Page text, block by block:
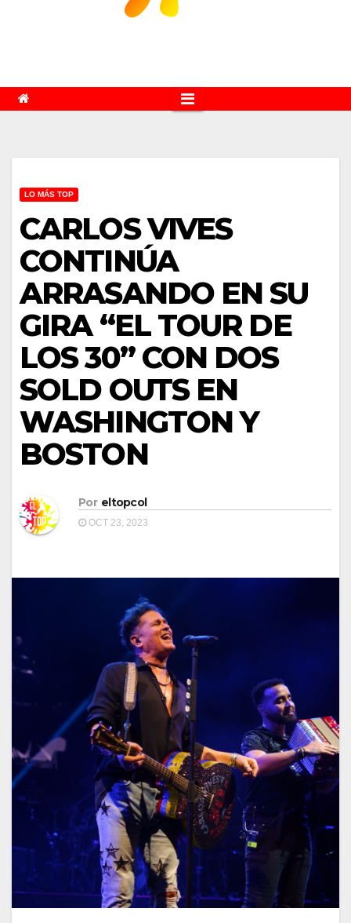
LO MÁS TOP
CARLOS VIVES
CONTINÚA
ARRASANDO EN SU
GIRA “EL TOUR DE
LOS 30” CON DOS
SOLD OUTS EN
WASHINGTON Y
BOSTON
Por eltopcol
OCT 23, 2023